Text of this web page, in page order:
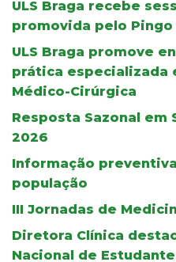
ULS Braga recebe
promovida pelo Pingo
ULS Braga promove
prática especializada
Médico-Cirúrgica
Resposta Sazonal em
2026
Informação
população
III Jornadas de
Diretora Clínica
Nacional de